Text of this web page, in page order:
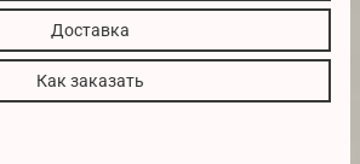
Доставка
Как заказать